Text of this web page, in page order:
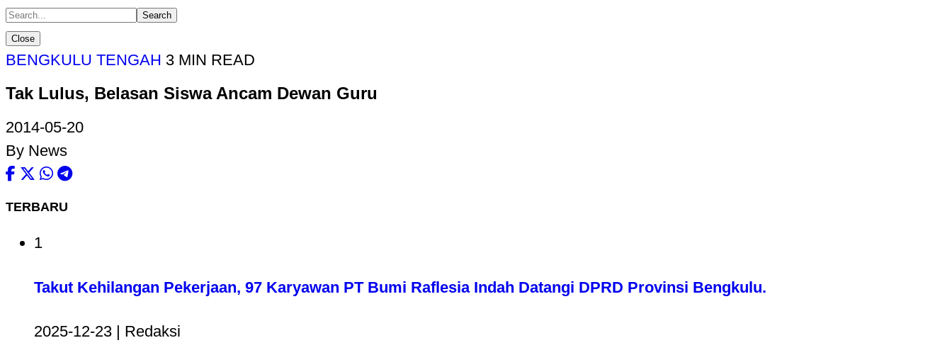
Search
Close
BENGKULU TENGAH 3 MIN READ
Tak Lulus, Belasan Siswa Ancam Dewan Guru
2014-05-20
By News
TERBARU
1
Takut Kehilangan Pekerjaan, 97 Karyawan PT Bumi Raflesia Indah Datangi DPRD Provinsi Bengkulu.
2025-12-23 | Redaksi